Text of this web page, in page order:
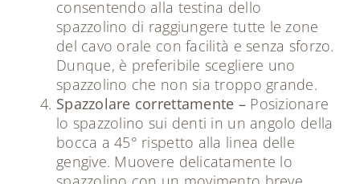
consentendo alla testina dello
spazzolino di raggiungere tutte le zone
del cavo orale con facilità e senza sforzo.
Dunque, è preferibile scegliere uno
spazzolino che non sia troppo grande.
Spazzolare correttamente – Posizionare
lo spazzolino sui denti in un angolo della
bocca a 45° rispetto alla linea delle
gengive. Muovere delicatamente lo